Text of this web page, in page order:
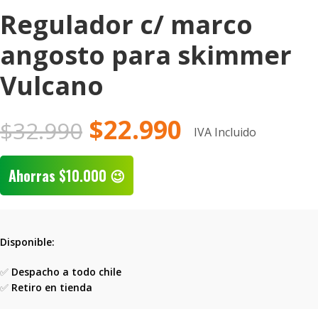
Regulador c/ marco
angosto para skimmer
Vulcano
$32.990 $22.990 IVA Incluido
Ahorras $10.000 😉
Disponible:
✅ Despacho a todo chile
✅ Retiro en tienda